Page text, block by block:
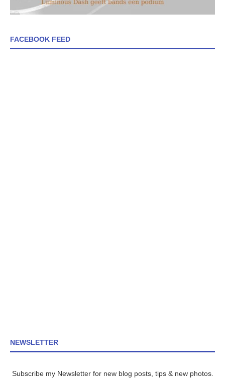
FACEBOOK FEED
NEWSLETTER
Subscribe my Newsletter for new blog posts, tips & new photos.